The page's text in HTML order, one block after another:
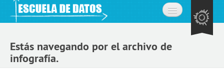
Acerca de
Estás navegando por el archivo de
infografía.